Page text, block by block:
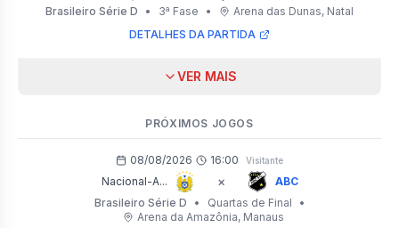
Brasileiro Série D
• 3ª Fase • Arena das Dunas, Natal
DETALHES DA PARTIDA
VER MAIS
PRÓXIMOS JOGOS
08/08/2026 16:00 Visitante
Nacional-A... ×
ABC
Brasileiro Série D
• Quartas de Final
•
Arena da Amazônia, Manaus